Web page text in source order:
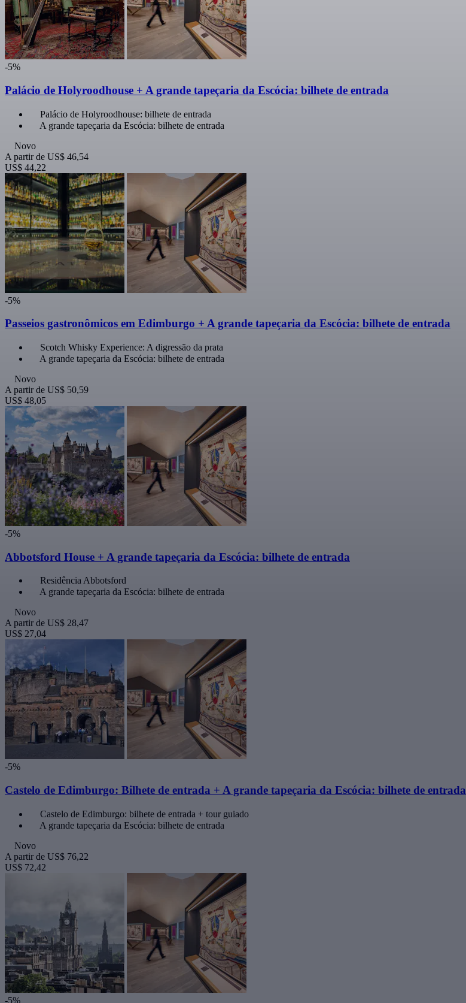
-5%
Palácio de Holyroodhouse + A grande tapeçaria da Escócia: bilhete de entrada
Palácio de Holyroodhouse: bilhete de entrada
A grande tapeçaria da Escócia: bilhete de entrada
Novo
A partir de US$ 46,54
US$ 44,22
-5%
Passeios gastronômicos em Edimburgo + A grande tapeçaria da Escócia: bilhete de entrada
Scotch Whisky Experience: A digressão da prata
A grande tapeçaria da Escócia: bilhete de entrada
Novo
A partir de US$ 50,59
US$ 48,05
-5%
Abbotsford House + A grande tapeçaria da Escócia: bilhete de entrada
Residência Abbotsford
A grande tapeçaria da Escócia: bilhete de entrada
Novo
A partir de US$ 28,47
US$ 27,04
-5%
Castelo de Edimburgo: Bilhete de entrada + A grande tapeçaria da Escócia: bilhete de entrada
Castelo de Edimburgo: bilhete de entrada + tour guiado
A grande tapeçaria da Escócia: bilhete de entrada
Novo
A partir de US$ 76,22
US$ 72,42
-5%